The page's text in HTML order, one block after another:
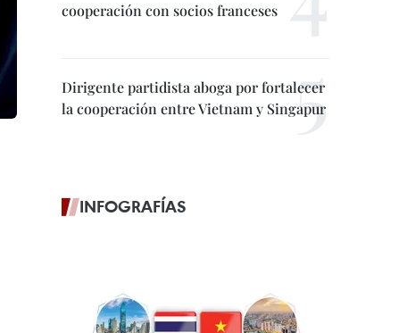
cooperación con socios franceses
Dirigente partidista aboga por fortalecer
la cooperación entre Vietnam y Singapur
INFOGRAFÍAS